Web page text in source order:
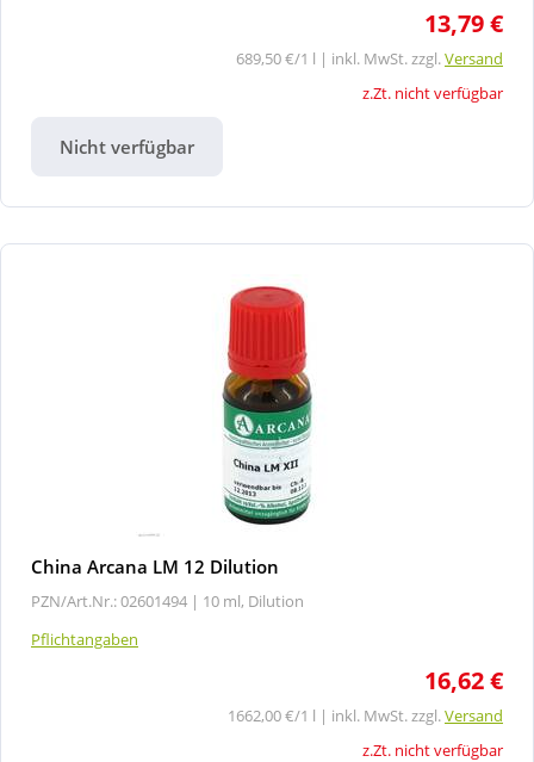
13,79 €
689,50 €/1 l | inkl. MwSt. zzgl.Versand
z.Zt. nicht verfügbar
Nicht verfügbar
China Arcana LM 12 Dilution
PZN/Art.Nr.: 02601494 | 10 ml, Dilution
Pflichtangaben
16,62 €
1662,00 €/1 l | inkl. MwSt. zzgl.Versand
z.Zt. nicht verfügbar